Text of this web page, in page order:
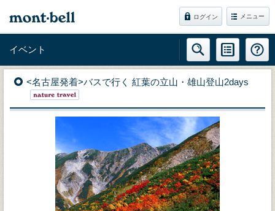
ログイン メニュー
イベント
<名古屋発着>バスで行く 紅葉の立山・雄山登山2days